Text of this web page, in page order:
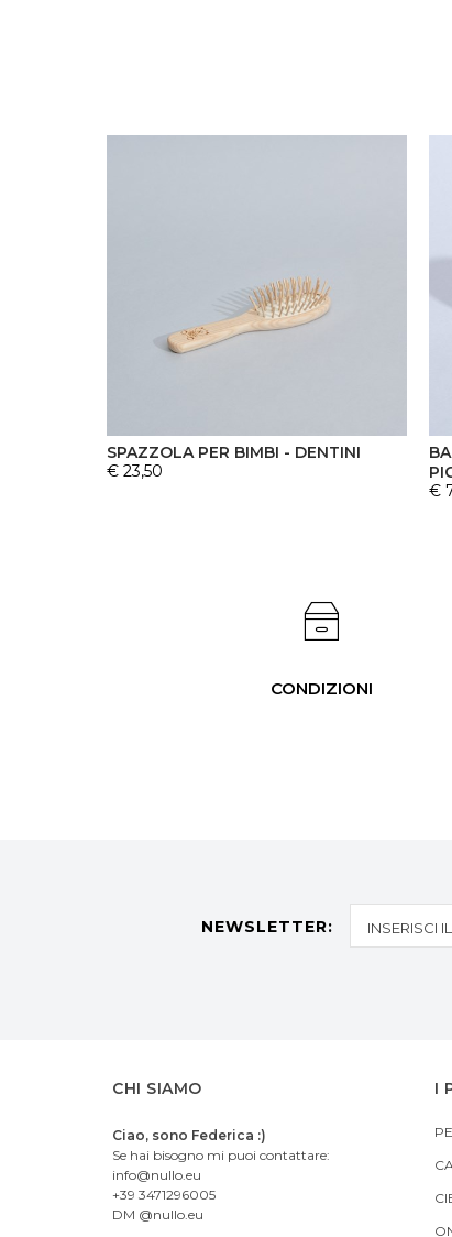
SPAZZOLA PER BIMBI - DENTINI
€ 23,50
€
CONDIZIONI
NEWSLETTER:
CHI SIAMO
Ciao, sono Federica :)
Se hai bisogno mi puoi contattare:
info@nullo.eu
+39 3471296005
DM @nullo.eu
I